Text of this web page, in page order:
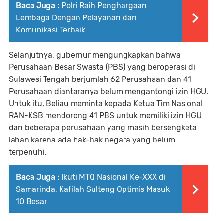
Baca Juga : Polri Raih Penghargaan
Lembaga Dengan Pelayanan dan
Komunikasi Terbaik
Selanjutnya, gubernur mengungkapkan bahwa
Perusahaan Besar Swasta (PBS) yang beroperasi di
Sulawesi Tengah berjumlah 62 Perusahaan dan 41
Perusahaan diantaranya belum mengantongi izin HGU.
Untuk itu, Beliau meminta kepada Ketua Tim Nasional
RAN-KSB mendorong 41 PBS untuk memiliki izin HGU
dan beberapa perusahaan yang masih bersengketa
lahan karena ada hak-hak negara yang belum
terpenuhi.
Baca Juga : Ikuti MTQ Nasional Ke-XXX di
Samarinda, Kafilah Sulteng Optimis Masuk
10 Besar